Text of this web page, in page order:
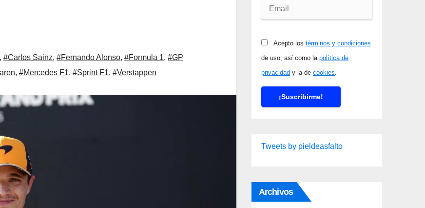
, #Carlos Sainz, #Fernando Alonso, #Formula 1, #GP
, #Mercedes F1, #Sprint F1, #Verstappen
Acepto los términos y condiciones
de uso, así como la política de
privacidad y la de cookies
Tweets by pieldeasfalto
Archivos